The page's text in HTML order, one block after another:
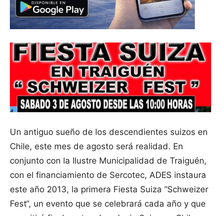
Un antiguo sueño de los descendientes suizos en
Chile, este mes de agosto será realidad. En
conjunto con la Ilustre Municipalidad de Traiguén,
con el financiamiento de Sercotec, ADES instaura
este año 2013, la primera Fiesta Suiza “Schweizer
Fest“, un evento que se celebrará cada año y que